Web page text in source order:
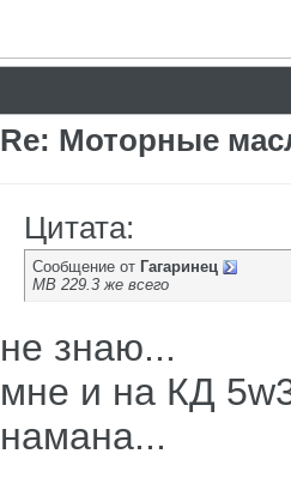
Re: Моторные
Цитата:
Сообщение от Гагаринец
MB 229.3 же всего
не знаю...
мне и на КД
намана...